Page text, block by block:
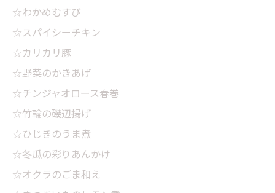
☆わかめむすび
☆スパイシーチキン
☆カリカリ豚
☆野菜のかきあげ
☆チンジャオロース春巻
☆竹輪の磯辺揚げ
☆ひじきのうま煮
☆冬瓜の彩りあんかけ
☆オクラのごま和え